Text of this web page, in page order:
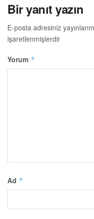
Bir yanıt yazın
E-posta adresiniz
işaretlenmişlerdir
Yorum *
Ad *